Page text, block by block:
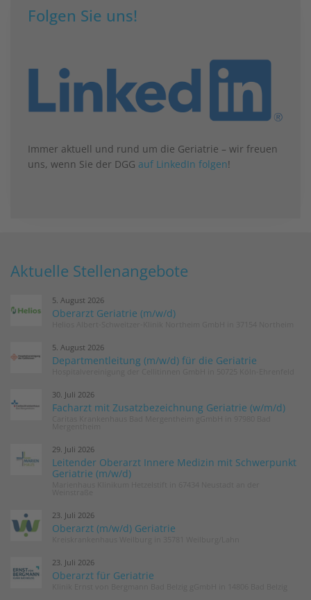
Folgen Sie uns!
Immer aktuell und rund um die Geriatrie – wir freuen
uns, wenn Sie der DGG auf LinkedIn folgen!
Aktuelle Stellenangebote
5. August 2026
Oberarzt Geriatrie (m/w/d)
5. August 2026
Departmentleitung (m/w/d) für die Geriatrie
30. Juli 2026
Facharzt mit Zusatzbezeichnung Geriatrie (w/m/d)
29. Juli 2026
Leitender Oberarzt Innere Medizin mit Schwerpunkt
Geriatrie (m/w/d)
23. Juli 2026
Oberarzt (m/w/d) Geriatrie
23. Juli 2026
Oberarzt für Geriatrie